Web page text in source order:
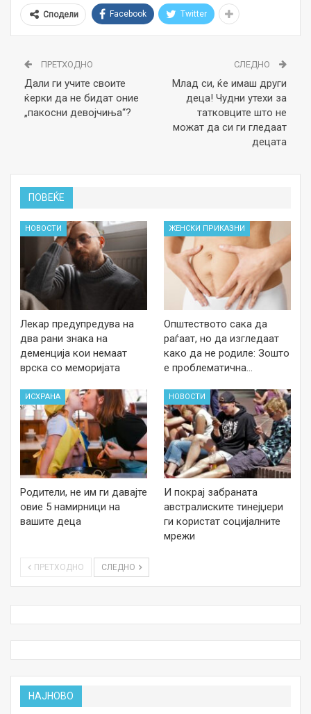
Сподели Facebook Twitter
ПРЕТХОДНО
Дали ги учите своите
ќерки да не бидат оние
„пакосни девојчиња“?
СЛЕДНО
Млад си, ќе имаш други
деца! Чудни утехи за
татковците што не
можат да си ги гледаат
децата
ПОВЕЌЕ
НОВОСТИ
Лекар предупредува на
два рани знака на
деменција кои немаат
врска со меморијата
ЖЕНСКИ ПРИКАЗНИ
Општеството сака да
раѓаат, но да изгледаат
како да не родиле: Зошто
е проблематична…
ИСХРАНА
Родители, не им ги давајте
овие 5 намирници на
вашите деца
НОВОСТИ
И покрај забраната
австралиските тинејџери
ги користат социјалните
мрежи
ПРЕТХОДНО СЛЕДНО
НАЈНОВО